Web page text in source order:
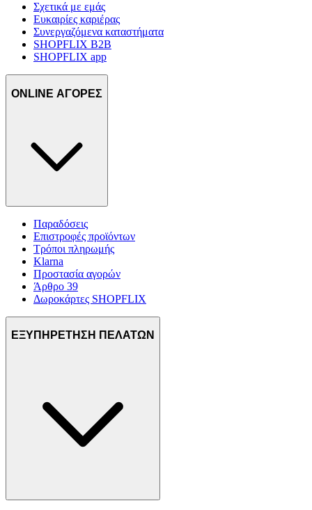
Σχετικά με εμάς
Ευκαιρίες καριέρας
Συνεργαζόμενα καταστήματα
SHOPFLIX B2B
SHOPFLIX app
ONLINE ΑΓΟΡΕΣ
Παραδόσεις
Επιστροφές προϊόντων
Τρόποι πληρωμής
Klarna
Προστασία αγορών
Άρθρο 39
Δωροκάρτες SHOPFLIX
ΕΞΥΠΗΡΕΤΗΣΗ ΠΕΛΑΤΩΝ